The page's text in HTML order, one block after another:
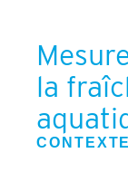
la
CONTEXTE